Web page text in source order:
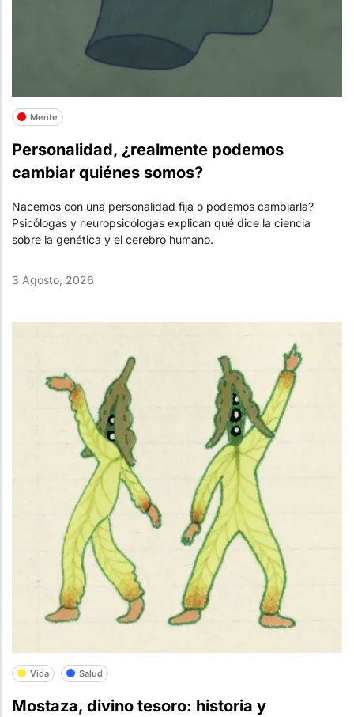
Mente
Personalidad, ¿realmente podemos
cambiar quiénes somos?
Nacemos con una personalidad fija o podemos cambiarla?
Psicólogas y neuropsicólogas explican qué dice la ciencia
sobre la genética y el cerebro humano.
3 Agosto, 2026
Vida Salud
Mostaza, divino tesoro: historia y